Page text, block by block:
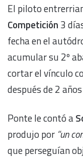
El piloto
Competición 3
fecha en el
acumular su 2º
cortar el vínculo
después de 2
Ponte le contó a
produjo por “un
que perseguían